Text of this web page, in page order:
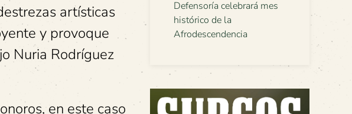
artísticas
y provoque
Nuria Rodríguez
en este caso
Defensoría celebrará mes
histórico de la
Afrodescendencia